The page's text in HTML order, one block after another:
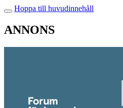
Hoppa till huvudinnehåll
ANNONS